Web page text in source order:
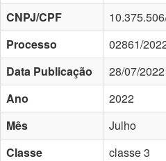
CNPJ/CPF
Processo
02861/
Data Publicação
28/07/2022
Ano
2022
Mês
Julho
Classe
classe 3